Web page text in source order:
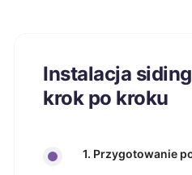
Instalacja
krok po kroku
1. Przygotowanie